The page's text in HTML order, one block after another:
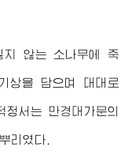
지 않는 소나무에 죽
상을 담으며 대대로
서는 만경대가문의
리였다.